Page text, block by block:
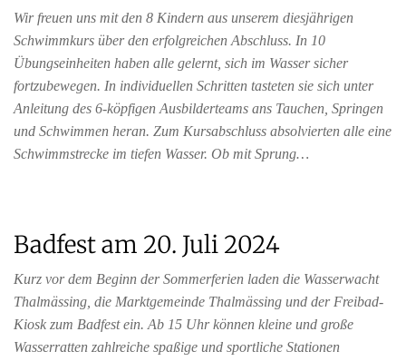
Wir freuen uns mit den 8 Kindern aus unserem diesjährigen
Schwimmkurs über den erfolgreichen Abschluss. In 10
Übungseinheiten haben alle gelernt, sich im Wasser sicher
fortzubewegen. In individuellen Schritten tasteten sie sich unter
Anleitung des 6-köpfigen Ausbilderteams ans Tauchen, Springen
und Schwimmen heran. Zum Kursabschluss absolvierten alle eine
Schwimmstrecke im tiefen Wasser. Ob mit Sprung…
Badfest am 20. Juli 2024
Kurz vor dem Beginn der Sommerferien laden die Wasserwacht
Thalmässing, die Marktgemeinde Thalmässing und der Freibad-
Kiosk zum Badfest ein. Ab 15 Uhr können kleine und große
Wasserratten zahlreiche spaßige und sportliche Stationen